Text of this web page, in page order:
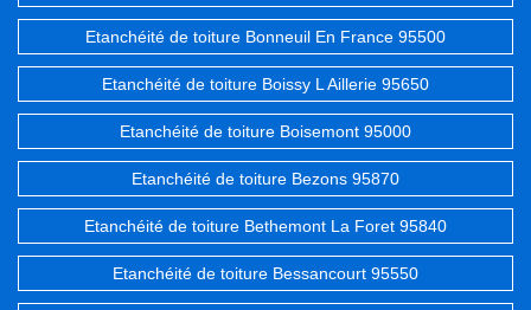
Etanchéité de toiture Bonneuil En France 95500
Etanchéité de toiture Boissy L Aillerie 95650
Etanchéité de toiture Boisemont 95000
Etanchéité de toiture Bezons 95870
Etanchéité de toiture Bethemont La Foret 95840
Etanchéité de toiture Bessancourt 95550